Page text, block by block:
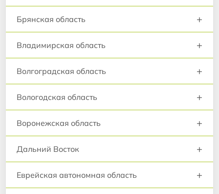
Брянская область +
Владимирская область +
Волгоградская область +
Вологодская область +
Воронежская область +
Дальний Восток +
Еврейская автономная область +